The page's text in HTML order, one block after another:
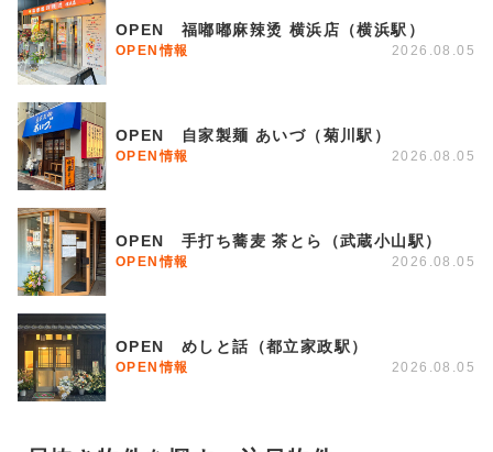
OPEN 福嘟嘟麻辣烫 横浜店（横浜駅）
OPEN情報 2026.08.05
OPEN 自家製麺 あいづ（菊川駅）
OPEN情報 2026.08.05
OPEN 手打ち蕎麦 茶とら（武蔵小山駅）
OPEN情報 2026.08.05
OPEN めしと話（都立家政駅）
OPEN情報 2026.08.05